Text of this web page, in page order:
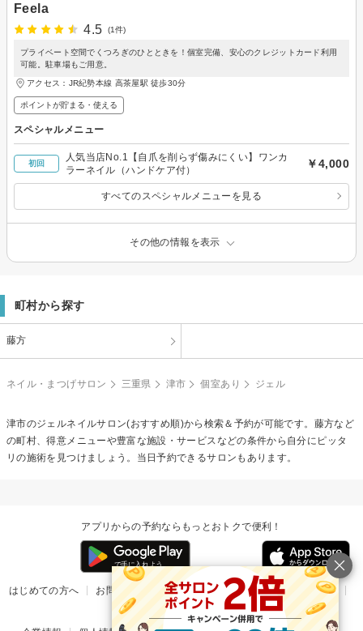
Feela
4.5
(1件)
プライベート空間でくつろぎのひとときを！個室完備、安心のクレジットカード利用
可能。駐車場もご用意。
アクセス：JR紀勢本線 高茶屋駅 徒歩30分
ポイントが貯まる・使える
スペシャルメニュー
初回
人気当店No.1【自爪を削らず傷みにくい】ワンカ
ラーネイル（ハンドケア付）
￥4,000
すべてのスペシャルメニューを見る
その他の情報を表示
町村から探す
藤方
ネイル・まつげサロン 三重県 津市 個室あり ジェル
津市のジェルネイルサロン(おすすめ順)から検索＆予約が可能です。藤方など
の町村、得意メニューや豊富な施設・サービスなどの条件から自分にピッタ
リの施術を見つけましょう。当日予約できるサロンもあります。
アプリからの予約ならもっとおトクで便利！
はじめての方へ お問い合わせ ヘルプ リリース情報
利用規約
掲載ご希望のサロン様